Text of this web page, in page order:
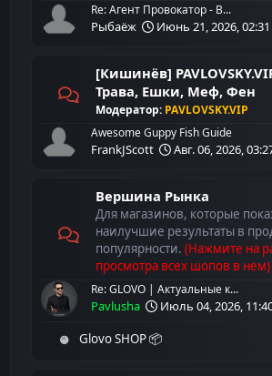
Re: Агент Провокатор - В...
Рыбаёж Июнь 21, 2026, 02:31
[Кишинёв]
Трава, Ешки, Меф, Фен
Модератор: PAVLOVSKY.VIP
Awesome Guppy Fish Guide
FrankJScott Авг. 06, 2026,
Вершина Рынка
Для магазинов, которые
наилучшие результаты в
популярности.(Нажмите на
просмотра всех шопов в нем)
Re: GLOVO | Актуальные к...
Pavlusha
Июль 04, 2026,
Glovo SHOP 📦